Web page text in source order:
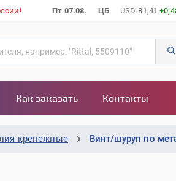
Пт 07.08. ЦБ USD 81,41
Как заказать Контакты
крепежные Винт/шуруп по